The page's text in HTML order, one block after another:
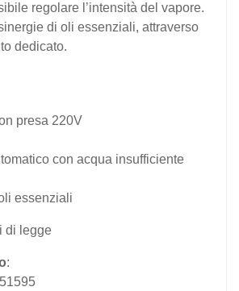
regolare l’intensità del vapore.
di oli essenziali, attraverso
dedicato.
presa 220V
con acqua insufficiente
essenziali
di legge
: